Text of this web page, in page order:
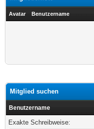
Avatar Benutzername
Mitglied suchen
Benutzername
Exakte Schreibweise: